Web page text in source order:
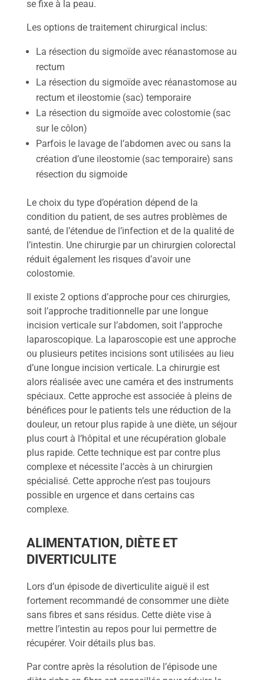
se fixe à la peau.
Les options de traitement chirurgical inclus:
La résection du sigmoïde avec réanastomose au
rectum
La résection du sigmoïde avec réanastomose au
rectum et ileostomie (sac) temporaire
La résection du sigmoïde avec colostomie (sac
sur le côlon)
Parfois le lavage de l’abdomen avec ou sans la
création d’une ileostomie (sac temporaire) sans
résection du sigmoide
Le choix du type d’opération dépend de la
condition du patient, de ses autres problèmes de
santé, de l’étendue de l’infection et de la qualité de
l’intestin. Une chirurgie par un chirurgien colorectal
réduit également les risques d’avoir une
colostomie.
Il existe 2 options d’approche pour ces chirurgies,
soit l’approche traditionnelle par une longue
incision verticale sur l’abdomen, soit l’approche
laparoscopique. La laparoscopie est une approche
ou plusieurs petites incisions sont utilisées au lieu
d’une longue incision verticale. La chirurgie est
alors réalisée avec une caméra et des instruments
spéciaux. Cette approche est associée à pleins de
bénéfices pour le patients tels une réduction de la
douleur, un retour plus rapide à une diète, un séjour
plus court à l’hôpital et une récupération globale
plus rapide. Cette technique est par contre plus
complexe et nécessite l’accès à un chirurgien
spécialisé. Cette approche n’est pas toujours
possible en urgence et dans certains cas
complexe.
ALIMENTATION, DIÈTE ET
DIVERTICULITE
Lors d’un épisode de diverticulite aiguë il est
fortement recommandé de consommer une diète
sans fibres et sans résidus. Cette diète vise à
mettre l’intestin au repos pour lui permettre de
récupérer. Voir détails plus bas.
Par contre après la résolution de l’épisode une